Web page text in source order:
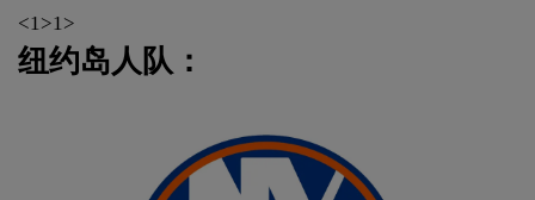
<1>1>
纽约岛人队：